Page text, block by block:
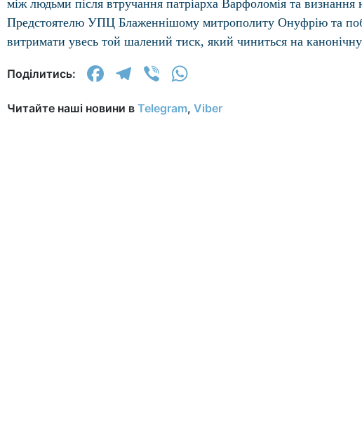
між людьми після втручання патріарха Варфоломія та визнання
Предстоятелю УПЦ Блаженнішому митрополиту Онуфрію та
витримати увесь той шалений тиск, який чиниться на
Поділитись: Facebook
Telegram
Viber
Читайте наші новини в Telegram, Viber